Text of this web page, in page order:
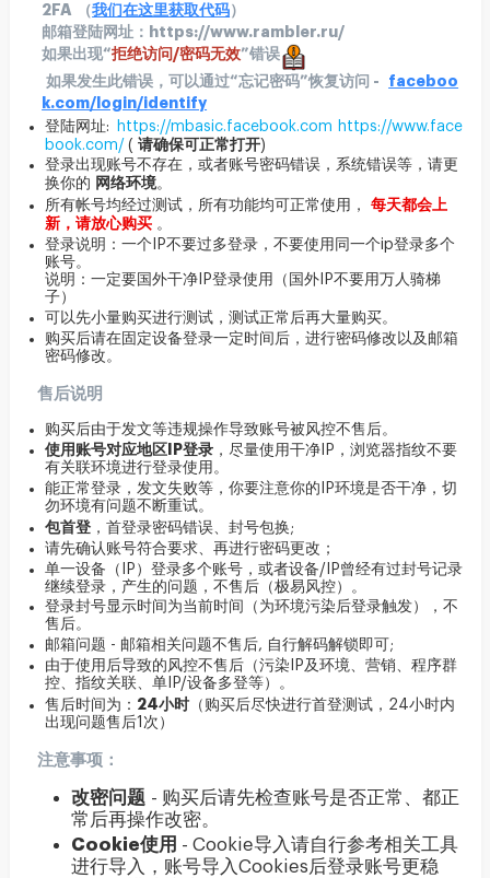
2FA
（我们在这里获取代码）
邮箱登陆网址：https://www.rambler.ru/
如果出现“拒绝访问/密码无效”错误
如果发生此错误，可以通过“忘记密码”恢复访问 - faceboo
k.com/login/identify
登陆网址:
https://mbasic.facebook.com https://www.face
book.com/ ( 请确保可正常打开)
登录出现账号不存在，或者账号密码错误，系统错误等，请更
换你的 网络环境。
所有帐号均经过测试，所有功能均可正常使用， 每天都会上
新，请放心购买 。
登录说明：一个IP不要过多登录，不要使用同一个ip登录多个
账号。
说明：一定要国外干净IP登录使用（国外IP不要用万人骑梯
子）
可以先小量购买进行测试，测试正常后再大量购买。
购买后请在固定设备登录一定时间后，进行密码修改以及邮箱
密码修改。
售后说明
购买后由于发文等违规操作导致账号被风控不售后。
使用账号对应地区IP登录，尽量使用干净IP，浏览器指纹不要
有关联环境进行登录使用。
能正常登录，发文失败等，你要注意你的IP环境是否干净，切
勿环境有问题不断重试。
包首登，首登录密码错误、封号包换;
请先确认账号符合要求、再进行密码更改；
单一设备（IP）登录多个账号，或者设备/IP曾经有过封号记录
继续登录，产生的问题，不售后（极易风控）。
登录封号显示时间为当前时间（为环境污染后登录触发），不
售后。
邮箱问题 - 邮箱相关问题不售后, 自行解码解锁即可;
由于使用后导致的风控不售后（污染IP及环境、营销、程序群
控、指纹关联、单IP/设备多登等）。
售后时间为： 24小时（购买后尽快进行首登测试，24小时内
出现问题售后1次）
注意事项：
改密问题- 购买后请先检查账号是否正常、都正
常后再操作改密。
Cookie使用 - Cookie导入请自行参考相关工具
进行导入，账号导入Cookies后登录账号更稳